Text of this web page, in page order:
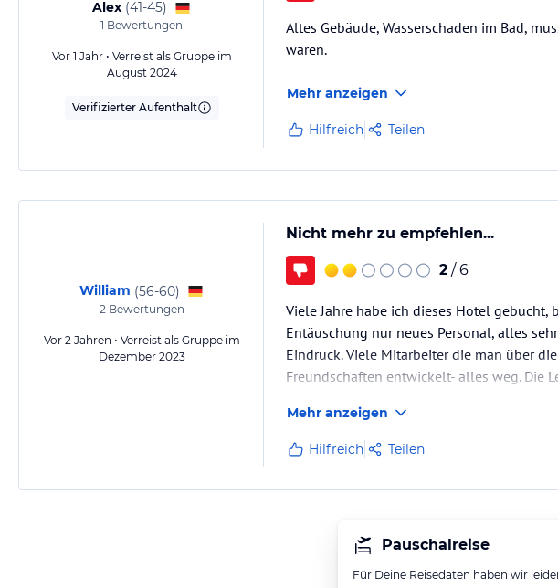
Alex (41-45)
1 Bewertungen
Vor 1 Jahr • Verreist als Gruppe im
August 2024
Verifizierter Aufenthalt
Altes Gebäude, Wasserschaden im Bad,
waren.
Mehr anzeigen
Hilfreich Teilen
William (56-60)
2Bewertungen
Vor 2 Jahren • Verreist als Gruppe im
Dezember 2023
Nicht mehr zu empfehlen...
2 / 6
Viele Jahre habe ich dieses Hotel
Entäuschung nur neues Personal, alles
Eindruck. Viele Mitarbeiter die man über
Freundschaften entwickelt- alles weg. Die
Mehr anzeigen
Hilfreich Teilen
Pauschalreise
Für Deine Reisedaten haben wir